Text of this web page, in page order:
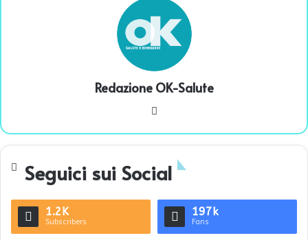
Redazione OK-Salute
te
Seguici sui Social
1.2K
Subscribers
197k
Fans